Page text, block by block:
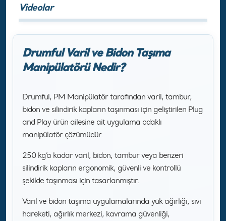
Drumful Varil ve Bidon Taşıma
Manipülatörü Nedir?
Drumful, PM Manipülatör tarafından varil, tambur,
bidon ve silindirik kapların taşınması için geliştirilen Plug
and Play ürün ailesine ait uygulama odaklı
manipülatör çözümüdür.
250 kg’a kadar varil, bidon, tambur veya benzeri
silindirik kapların ergonomik, güvenli ve kontrollü
şekilde taşınması için tasarlanmıştır.
Varil ve bidon taşıma uygulamalarında yük ağırlığı, sıvı
hareketi, ağırlık merkezi, kavrama güvenliği,
Videolar